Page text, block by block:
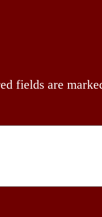
fields are